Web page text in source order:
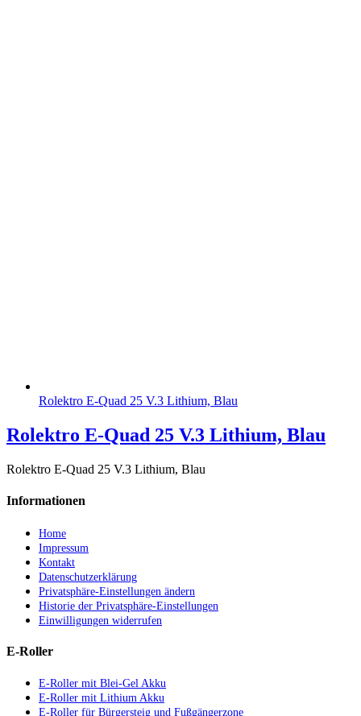
Rolektro E-Quad 25 V.3 Lithium, Blau
Rolektro E-Quad 25 V.3 Lithium, Blau
Rolektro E-Quad 25 V.3 Lithium, Blau
Informationen
Home
Impressum
Kontakt
Datenschutzerklärung
Privatsphäre-Einstellungen ändern
Historie der Privatsphäre-Einstellungen
Einwilligungen widerrufen
E-Roller
E-Roller mit Blei-Gel Akku
E-Roller mit Lithium Akku
E-Roller für Bürgersteig und Fußgängerzone